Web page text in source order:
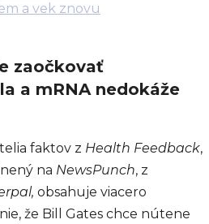
a vek znovu
zaočkovať
a mRNA nedokáže
faktov z Health Feedback,
na NewsPunch, z
obsahuje viacero
že Bill Gates chce nútene